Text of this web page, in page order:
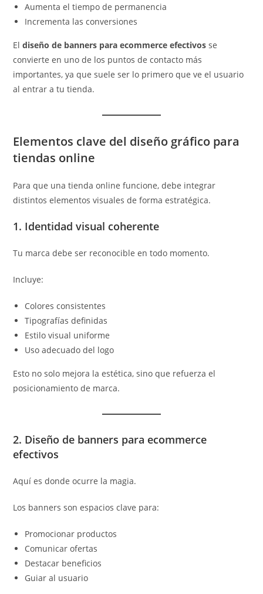
Aumenta el tiempo de permanencia
Incrementa las conversiones
Eldiseño de banners para ecommerce efectivos se
convierte en uno de los puntos de contacto más
importantes, ya que suele ser lo primero que ve el usuario
al entrar a tu tienda.
Elementos clave del diseño gráfico para
tiendas online
Para que una tienda online funcione, debe integrar
distintos elementos visuales de forma estratégica.
1. Identidad visual coherente
Tu marca debe ser reconocible en todo momento.
Incluye:
Colores consistentes
Tipografías definidas
Estilo visual uniforme
Uso adecuado del logo
Esto no solo mejora la estética, sino que refuerza el
posicionamiento de marca.
2. Diseño de banners para ecommerce
efectivos
Aquí es donde ocurre la magia.
Los banners son espacios clave para:
Promocionar productos
Comunicar ofertas
Destacar beneficios
Guiar al usuario